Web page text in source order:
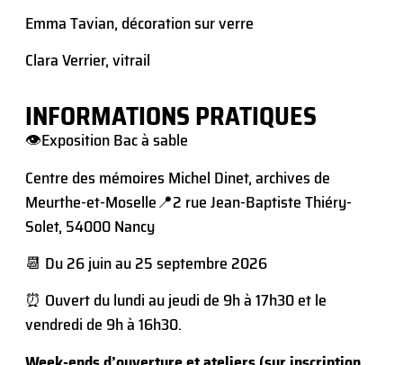
Emma Tavian, décoration sur verre
Clara Verrier, vitrail
INFORMATIONS PRATIQUES
👁️Exposition Bac à sable
Centre des mémoires Michel Dinet, archives de
Meurthe-et-Moselle📍2 rue Jean-Baptiste Thiéry-
Solet, 54000 Nancy
📆 Du 26 juin au 25 septembre 2026
⏰ Ouvert du lundi au jeudi de 9h à 17h30 et le
vendredi de 9h à 16h30.